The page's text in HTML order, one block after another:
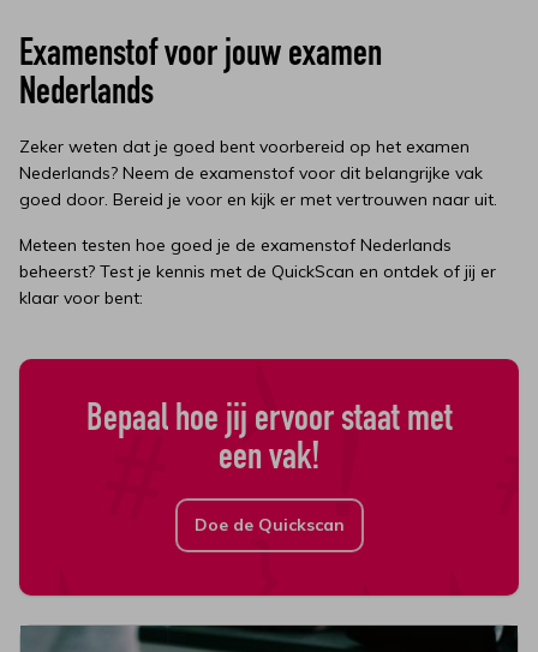
Examenstof voor jouw examen
Nederlands
Zeker weten dat je goed bent voorbereid op het examen
Nederlands? Neem de examenstof voor dit belangrijke vak
goed door. Bereid je voor en kijk er met vertrouwen naar uit.
Meteen testen hoe goed je de examenstof Nederlands
beheerst? Test je kennis met de QuickScan en ontdek of jij er
klaar voor bent:
Bepaal hoe jij ervoor staat met
een vak!
Doe de Quickscan